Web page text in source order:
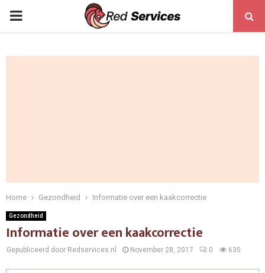
PRIMARY
Home Gezondheid Informatie over een kaakcorrectie
Gezondheid
Informatie over een kaakcorrectie
Gepubliceerd door Redservices.nl November 28, 2017 0 635